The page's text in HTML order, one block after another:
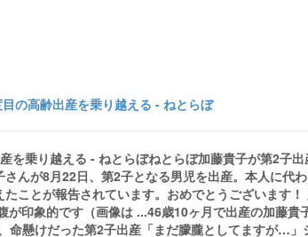
の高齢出産を乗り越える - ねとらぼ
を乗り越える - ねとらぼねとらぼ加藤貴子が第2子
んが8月22日、第2子となる男児を出産。本人に代
ことが報告されています。おめでとうございます
が印象的です（画像は ...46歳10ヶ月で出産の加藤貴
命懸けだった第2子出産「まだ朦朧としてますが…」